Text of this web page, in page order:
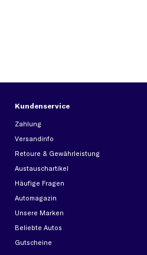
Kundenservice
Zahlung
Versandinfo
Retoure & Gewährleistung
Austauschartikel
Häufige Fragen
Automagazin
Unsere Marken
Beliebte Autos
Gutscheine